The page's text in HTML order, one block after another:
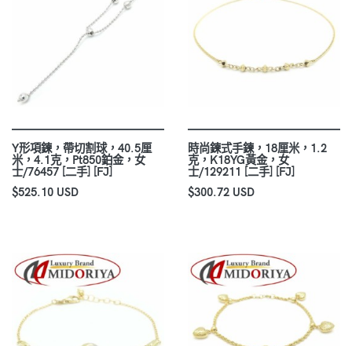
Y形項鍊，帶切割球，40.5厘
米，4.1克，Pt850鉑金，女
士/76457 [二手] [FJ]
$525.10 USD
時尚鍊式手鍊，18厘米，1.2
克，K18YG黃金，女
士/129211 [二手] [FJ]
$300.72 USD